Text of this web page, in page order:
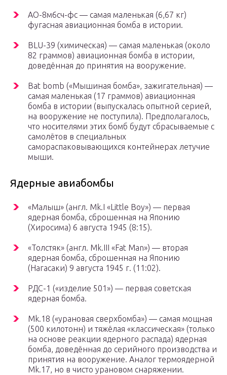
АО-8м6сч-фс — самая маленькая (6,67 кг)
фугасная авиационная бомба в истории.
BLU-39 (химическая) — самая маленькая (около
82 граммов) авиационная бомба в истории,
доведённая до принятия на вооружение.
Bat bomb («Мышиная бомба», зажигательная) —
самая маленькая (17 граммов) авиационная
бомба в истории (выпускалась опытной серией,
на вооружение не поступила). Предполагалось,
что носителями этих бомб будут сбрасываемые с
самолётов в специальных
самораспаковывающихся контейнерах летучие
мыши.
Ядерные авиабомбы
«Малыш» (англ. Mk.I «Little Boy») — первая
ядерная бомба, сброшенная на Японию
(Хиросима) 6 августа 1945 (8:15).
«Толстяк» (англ. Mk.III «Fat Man») — вторая
ядерная бомба, сброшенная на Японию
(Нагасаки) 9 августа 1945 г. (11:02).
РДС-1 («изделие 501») — первая советская
ядерная бомба.
Mk.18 («урановая сверхбомба») — самая мощная
(500 килотонн) и тяжёлая «классическая» (только
на основе реакции ядерного распада) ядерная
бомба, доведённая до серийного производства и
принятия на вооружение. Аналог термоядерной
Mk.17, но в чисто урановом снаряжении.